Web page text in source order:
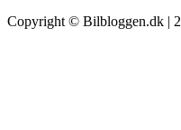
Copyright © Bilbloggen.dk |